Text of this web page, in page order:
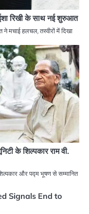
रिखी के साथ नई शुरुआत
मचाई हलचल, तस्वीरों में दिखा
के शिल्पकार राम वी.
और पद्म भूषण से सम्मानित
Signals End to